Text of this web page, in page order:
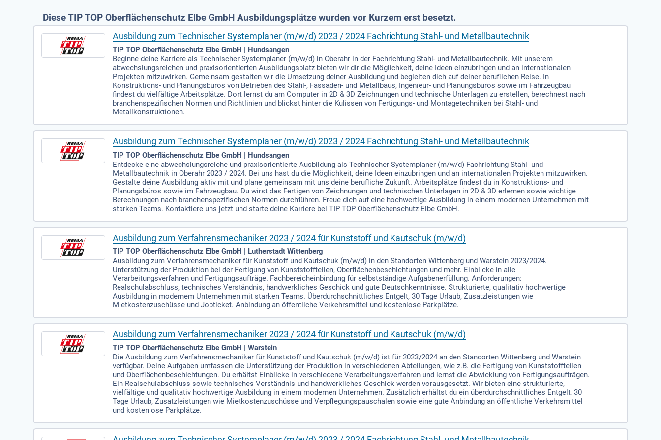
Diese TIP TOP Oberflächenschutz Elbe GmbH Ausbildungsplätze wurden vor Kurzem erst besetzt.
Ausbildung zum Technischer Systemplaner (m/w/d) 2023 / 2024 Fachrichtung Stahl- und Metallbautechnik
TIP TOP Oberflächenschutz Elbe GmbH | Hundsangen
Beginne deine Karriere als Technischer Systemplaner (m/w/d) in Oberahr in der Fachrichtung Stahl- und Metallbautechnik. Mit unserem
abwechslungsreichen und praxisorientierten Ausbildungsplatz bieten wir dir die Möglichkeit, deine Ideen einzubringen und an internationalen
Projekten mitzuwirken. Gemeinsam gestalten wir die Umsetzung deiner Ausbildung und begleiten dich auf deiner beruflichen Reise. In
Konstruktions- und Planungsbüros von Betrieben des Stahl-, Fassaden- und Metallbaus, Ingenieur- und Planungsbüros sowie im Fahrzeugbau
findest du vielfältige Arbeitsplätze. Dort lernst du am Computer in 2D & 3D Zeichnungen und technische Unterlagen zu erstellen, berechnest nach
branchenspezifischen Normen und Richtlinien und blickst hinter die Kulissen von Fertigungs- und Montagetechniken bei Stahl- und
Metallkonstruktionen.
Ausbildung zum Technischer Systemplaner (m/w/d) 2023 / 2024 Fachrichtung Stahl- und Metallbautechnik
TIP TOP Oberflächenschutz Elbe GmbH | Hundsangen
Entdecke eine abwechslungsreiche und praxisorientierte Ausbildung als Technischer Systemplaner (m/w/d) Fachrichtung Stahl- und
Metallbautechnik in Oberahr 2023 / 2024. Bei uns hast du die Möglichkeit, deine Ideen einzubringen und an internationalen Projekten mitzuwirken.
Gestalte deine Ausbildung aktiv mit und plane gemeinsam mit uns deine berufliche Zukunft. Arbeitsplätze findest du in Konstruktions- und
Planungsbüros sowie im Fahrzeugbau. Du wirst das Fertigen von Zeichnungen und technischen Unterlagen in 2D & 3D erlernen sowie wichtige
Berechnungen nach branchenspezifischen Normen durchführen. Freue dich auf eine hochwertige Ausbildung in einem modernen Unternehmen mit
starken Teams. Kontaktiere uns jetzt und starte deine Karriere bei TIP TOP Oberflächenschutz Elbe GmbH.
Ausbildung zum Verfahrensmechaniker 2023 / 2024 für Kunststoff und Kautschuk (m/w/d)
TIP TOP Oberflächenschutz Elbe GmbH | Lutherstadt Wittenberg
Ausbildung zum Verfahrensmechaniker für Kunststoff und Kautschuk (m/w/d) in den Standorten Wittenberg und Warstein 2023/2024.
Unterstützung der Produktion bei der Fertigung von Kunststoffteilen, Oberflächenbeschichtungen und mehr. Einblicke in alle
Verarbeitungsverfahren und Fertigungsaufträge. Fachbereicheinbindung für selbstständige Aufgabenerfüllung. Anforderungen:
Realschulabschluss, technisches Verständnis, handwerkliches Geschick und gute Deutschkenntnisse. Strukturierte, qualitativ hochwertige
Ausbildung in modernem Unternehmen mit starken Teams. Überdurchschnittliches Entgelt, 30 Tage Urlaub, Zusatzleistungen wie
Mietkostenzuschüsse und Jobticket. Anbindung an öffentliche Verkehrsmittel und kostenlose Parkplätze.
Ausbildung zum Verfahrensmechaniker 2023 / 2024 für Kunststoff und Kautschuk (m/w/d)
TIP TOP Oberflächenschutz Elbe GmbH | Warstein
Die Ausbildung zum Verfahrensmechaniker für Kunststoff und Kautschuk (m/w/d) ist für 2023/2024 an den Standorten Wittenberg und Warstein
verfügbar. Deine Aufgaben umfassen die Unterstützung der Produktion in verschiedenen Abteilungen, wie z.B. die Fertigung von Kunststoffteilen
und Oberflächenbeschichtungen. Du erhältst Einblicke in verschiedene Verarbeitungsverfahren und lernst die Abwicklung von Fertigungsaufträgen.
Ein Realschulabschluss sowie technisches Verständnis und handwerkliches Geschick werden vorausgesetzt. Wir bieten eine strukturierte,
vielfältige und qualitativ hochwertige Ausbildung in einem modernen Unternehmen. Zusätzlich erhältst du ein überdurchschnittliches Entgelt, 30
Tage Urlaub, Zusatzleistungen wie Mietkostenzuschüsse und Verpflegungspauschalen sowie eine gute Anbindung an öffentliche Verkehrsmittel
und kostenlose Parkplätze.